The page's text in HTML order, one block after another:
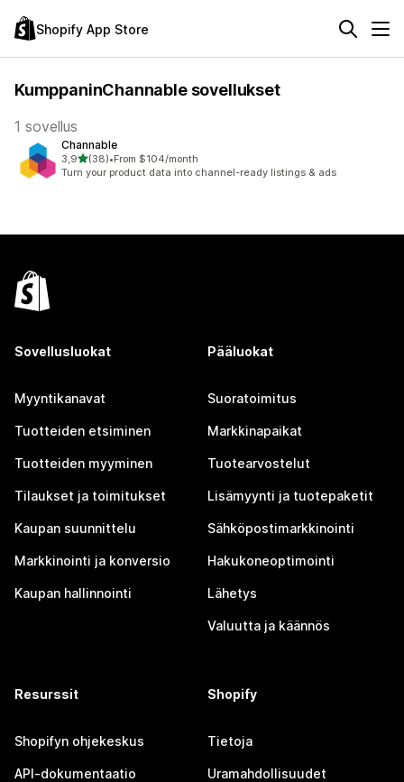
Shopify App Store
KumppaninChannable sovellukset
1 sovellus
Channable
3,9/ 5 tähteä
(38)
38 arvostelua yhteensä
•From $104/month
Turn your product data into channel-ready listings & ads
Sovellusluokat
Myyntikanavat
Tuotteiden etsiminen
Tuotteiden myyminen
Tilaukset ja toimitukset
Kaupan suunnittelu
Markkinointi ja konversio
Kaupan hallinnointi
Pääluokat
Suoratoimitus
Markkinapaikat
Tuotearvostelut
Lisämyynti ja tuotepaketit
Sähköpostimarkkinointi
Hakukoneoptimointi
Lähetys
Valuutta ja käännös
Resurssit
Shopifyn ohjekeskus
API-dokumentaatio
Shopify
Tietoja
Uramahdollisuudet